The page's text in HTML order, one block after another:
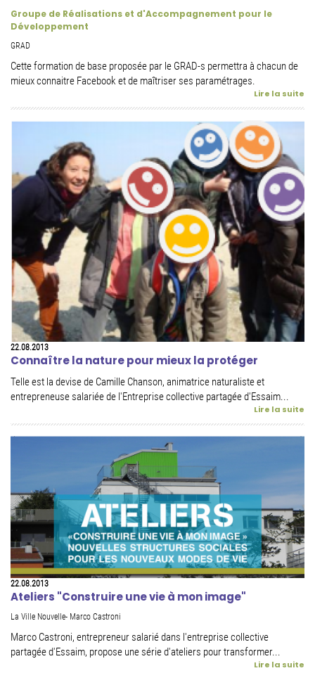
Groupe de Réalisations et d'Accompagnement pour le
Développement
GRAD
Cette formation de base proposée par le GRAD-s permettra à chacun de
mieux connaitre Facebook et de maîtriser ses paramétrages.
Lire la suite
22.08.2013
Connaître la nature pour mieux la protéger
Telle est la devise de Camille Chanson, animatrice naturaliste et
entrepreneuse salariée de l'Entreprise collective partagée d'Essaim...
Lire la suite
22.08.2013
Ateliers "Construire une vie à mon image"
La Ville Nouvelle- Marco Castroni
Marco Castroni, entrepreneur salarié dans l'entreprise collective
partagée d'Essaim, propose une série d'ateliers pour transformer...
Lire la suite